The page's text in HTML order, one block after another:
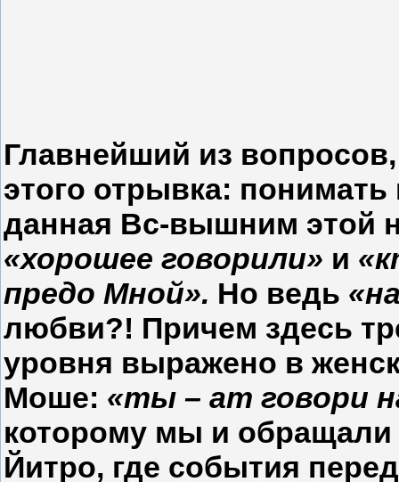
Главнейший из
этого отрывка:
данная Вс-вышним этой
«хорошее говорили» и
предо Мной». Но ведь
любви?! Причем здесь
уровня выражено в
Моше: «ты – ат говори
которому мы и обращали
Йитро, где события